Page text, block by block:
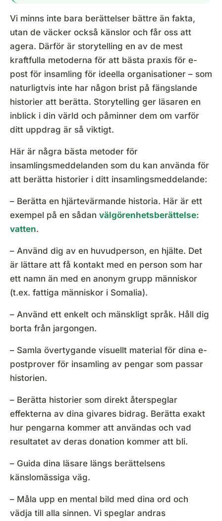
Vi minns inte bara berättelser bättre än fakta,
utan de väcker också känslor och får oss att
agera. Därför är storytelling en av de mest
kraftfulla metoderna för att bästa praxis för e-
post för insamling för ideella organisationer – som
naturligtvis inte har någon brist på fängslande
historier att berätta. Storytelling ger läsaren en
inblick i din värld och påminner dem om varför
ditt uppdrag är så viktigt.
Här är några bästa metoder för
insamlingsmeddelanden som du kan använda för
att berätta historier i ditt insamlingsmeddelande:
– Berätta en hjärtevärmande historia. Här är ett
exempel på en sådan välgörenhetsberättelse:
vatten.
– Använd dig av en huvudperson, en hjälte. Det
är lättare att få kontakt med en person som har
ett namn än med en anonym grupp människor
(t.ex. fattiga människor i Somalia).
– Använd ett enkelt och mänskligt språk. Håll dig
borta från jargongen.
– Samla övertygande visuellt material för dina e-
postprover för insamling av pengar som passar
historien.
– Berätta historier som direkt återspeglar
effekterna av dina givares bidrag. Berätta exakt
hur pengarna kommer att användas och vad
resultatet av deras donation kommer att bli.
– Guida dina läsare längs berättelsens
känslomässiga väg.
– Måla upp en mental bild med dina ord och
vädja till alla sinnen. Vi speglar andras